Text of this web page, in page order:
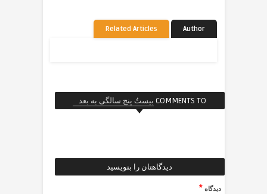
Related Articles Author
COMMENTS TO بیستُ پنج سالگی به بعد
دیدگاهتان را بنویسید
دیدگاه*